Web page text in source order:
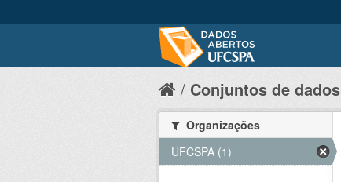
Conjuntos de dados
Organizações
UFCSPA (1)